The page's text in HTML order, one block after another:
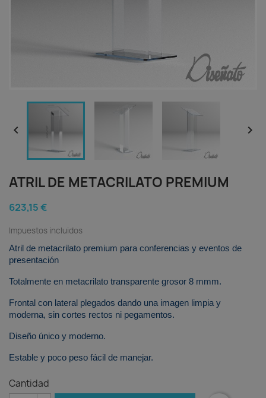
 
ATRIL DE METACRILATO PREMIUM
623,15 €
Impuestos incluidos
Atril de metacrilato premium para conferencias y eventos de
presentación
Totalmente en metacrilato transparente grosor 8 mmm.
Frontal con lateral plegados dando una imagen limpia y
moderna, sin cortes rectos ni pegamentos.
Diseño único y moderno.
Estable y poco peso fácil de manejar.
Cantidad